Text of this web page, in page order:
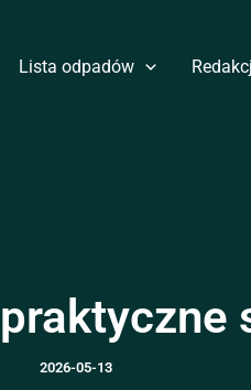
Lista odpadów
2026-05-13